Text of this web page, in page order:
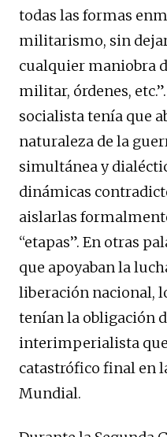
todas las formas
militarismo, sin
cualquier maniobra
militar, órdenes,
socialista tenía que
naturaleza de la
simultánea y
dinámicas
aislarlas
“etapas”. En otras
que apoyaban la
liberación nacional,
tenían la obligación
interimperialista que
catastrófico final en
Mundial.